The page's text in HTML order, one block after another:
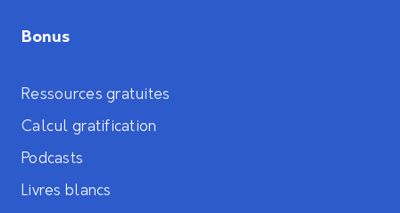
Bonus
Ressources gratuites
Calcul gratification
Podcasts
Livres blancs